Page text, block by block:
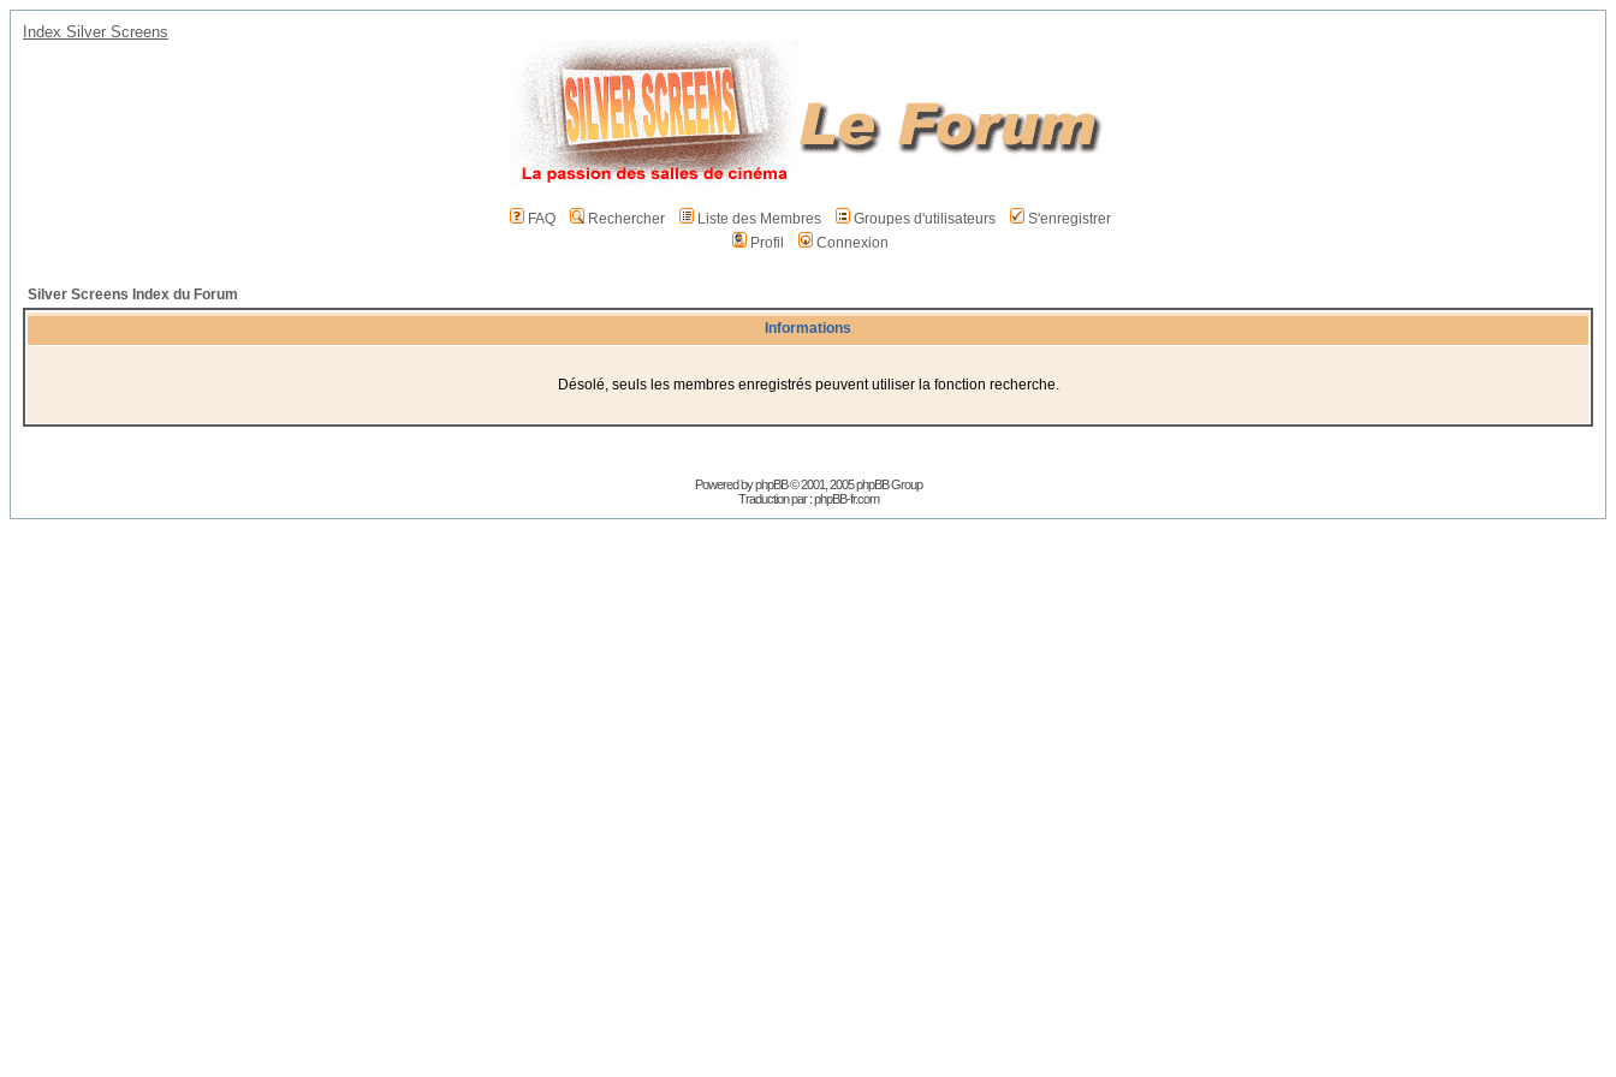
Index Silver Screens
FAQ Rechercher Liste des Membres Groupes d'utilisateurs
S'enregistrer
Profil
Connexion
Silver Screens Index du Forum
Informations
Désolé, seuls les membres enregistrés peuvent utiliser la fonction recherche.
Powered byphpBB© 2001, 2005 phpBB Group
Traduction par :phpBB-fr.com